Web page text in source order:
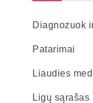
Diagnozuok
Patarimai
Liaudies
Ligų sąrašas